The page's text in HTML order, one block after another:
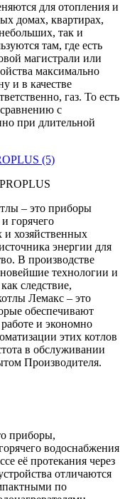
для отопления и
домах, квартирах,
так и
там, где есть
магистрали или
максимально
и в качестве
газ. То есть
с
при длительной
(5)
– это приборы
горячего
хозяйственных
энергии для
В производстве
технологии и
следствие,
Лемакс – это
обеспечивают
и экономно
этих котлов
в обслуживании
Производителя.
приборы,
водоснабжения
её протекания через
отличаются
по